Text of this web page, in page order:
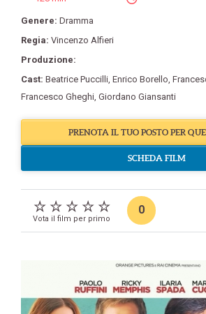
Genere: Dramma
Regia: Vincenzo Alfieri
Produzione:
Cast: Beatrice Puccilli Enrico Borello
Francesco Gheghi Giordano Giansanti
PRENOTA IL TUO POSTO PER
SCHEDA FILM
Vota il film per primo
0